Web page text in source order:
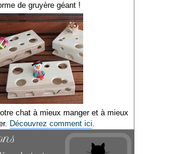
de gruyère géant !
chat à mieux manger et à mieux
Découvrez comment ici.